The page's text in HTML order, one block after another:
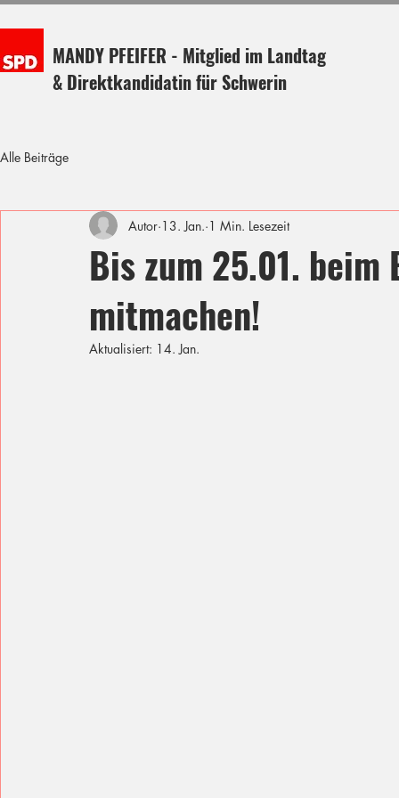
MANDY PFEIFER - Mitglied im Landtag
& Direktkandidatin für Schwerin
Alle Beiträge
Bis zum 25.01.
mitmachen!
Autor 13. Jan. 1 Min. Lesezeit
Aktualisiert: 14. Jan.